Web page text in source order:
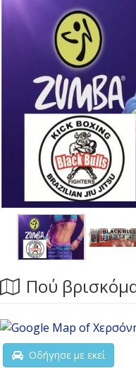
Πού
Οδήγησε με εκεί